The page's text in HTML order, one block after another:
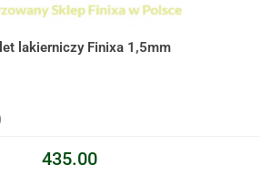
lakierniczy Finixa 1,5mm
435.00